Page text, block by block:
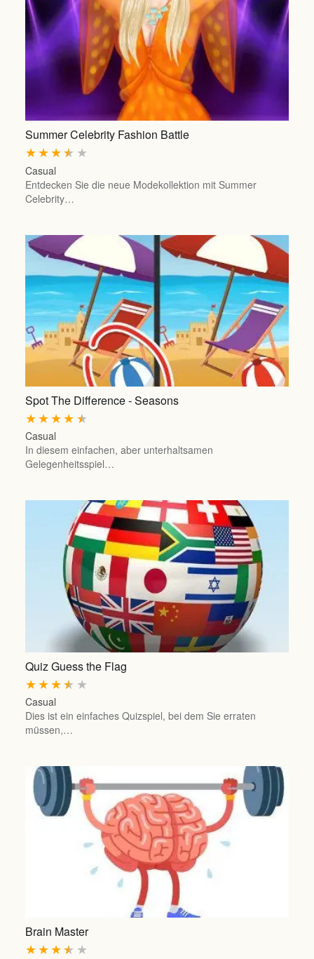
Summer Celebrity Fashion Battle
★
★
★
★
★
Casual
Entdecken Sie die neue Modekollektion mit Summer
Celebrity…
Spot The Difference - Seasons
★
★
★
★
★
Casual
In diesem einfachen, aber unterhaltsamen
Gelegenheitsspiel…
Quiz Guess the Flag
★
★
★
★
★
Casual
Dies ist ein einfaches Quizspiel, bei dem Sie erraten
müssen,…
Brain Master
★
★
★
★
★